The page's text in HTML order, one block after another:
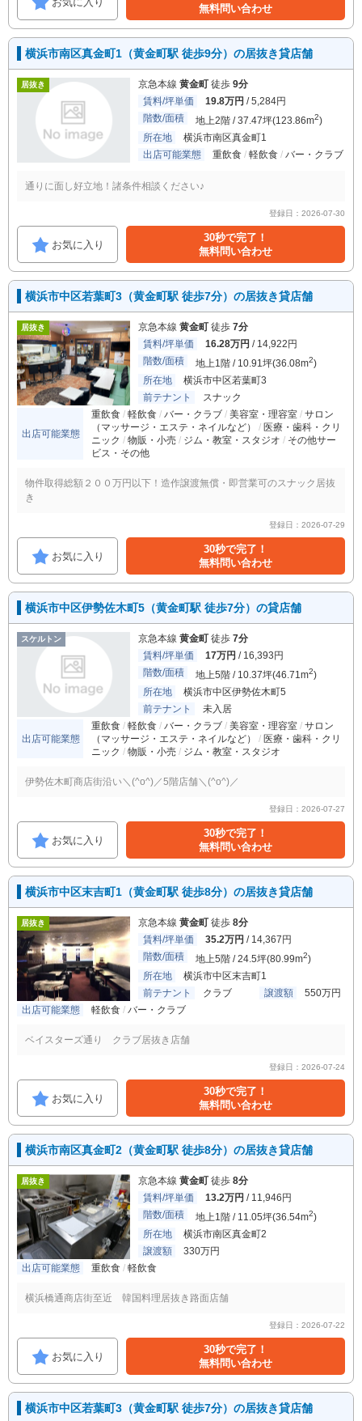
無料問い合わせ
横浜市南区真金町1（黄金町駅 徒歩9分）の居抜き貸店舗
居抜き 京急本線 黄金町 徒歩 9分
賃料/坪単価
19.8万円 / 5,284円
階数/面積
地上2階 / 37.47坪(123.86m2)
所在地
横浜市南区真金町1
出店可能業態
重飲食 軽飲食 バー・クラブ
通りに面し好立地！諸条件相談ください♪
登録日：2026-07-30
お気に入り
30秒で完了！
無料問い合わせ
横浜市中区若葉町3（黄金町駅 徒歩7分）の居抜き貸店舗
居抜き 京急本線 黄金町 徒歩 7分
賃料/坪単価
16.28万円 / 14,922円
階数/面積
地上1階 / 10.91坪(36.08m2)
所在地
横浜市中区若葉町3
前テナント
スナック
出店可能業態
重飲食 軽飲食 バー・クラブ 美容室・理容室
サロン
（マッサージ・エステ・ネイルなど）
医療・歯科・クリ
ニック
物販・小売 ジム・教室・スタジオ
その他サー
ビス・その他
物件取得総額２００万円以下！造作譲渡無償・即営業可のスナック居抜
き
登録日：2026-07-29
お気に入り
30秒で完了！
無料問い合わせ
横浜市中区伊勢佐木町5（黄金町駅 徒歩7分）の貸店舗
スケルトン 京急本線 黄金町 徒歩 7分
賃料/坪単価
17万円 / 16,393円
階数/面積
地上5階 / 10.37坪(46.71m2)
所在地
横浜市中区伊勢佐木町5
前テナント
未入居
出店可能業態
重飲食 軽飲食 バー・クラブ 美容室・理容室
サロン
（マッサージ・エステ・ネイルなど）
医療・歯科・クリ
ニック
物販・小売 ジム・教室・スタジオ
伊勢佐木町商店街沿い＼(^o^)／5階店舗＼(^o^)／
登録日：2026-07-27
お気に入り
30秒で完了！
無料問い合わせ
横浜市中区末吉町1（黄金町駅 徒歩8分）の居抜き貸店舗
居抜き 京急本線 黄金町 徒歩 8分
賃料/坪単価
35.2万円 / 14,367円
階数/面積
地上5階 / 24.5坪(80.99m2)
所在地
横浜市中区末吉町1
前テナント
クラブ 譲渡額
550万円
出店可能業態
軽飲食 バー・クラブ
ベイスターズ通り クラブ居抜き店舗
登録日：2026-07-24
お気に入り
30秒で完了！
無料問い合わせ
横浜市南区真金町2（黄金町駅 徒歩8分）の居抜き貸店舗
居抜き 京急本線 黄金町 徒歩 8分
賃料/坪単価
13.2万円 / 11,946円
階数/面積
地上1階 / 11.05坪(36.54m2)
所在地
横浜市南区真金町2
譲渡額
330万円
出店可能業態
重飲食 軽飲食
横浜橋通商店街至近 韓国料理居抜き路面店舗
登録日：2026-07-22
お気に入り
30秒で完了！
無料問い合わせ
横浜市中区若葉町3（黄金町駅 徒歩7分）の居抜き貸店舗